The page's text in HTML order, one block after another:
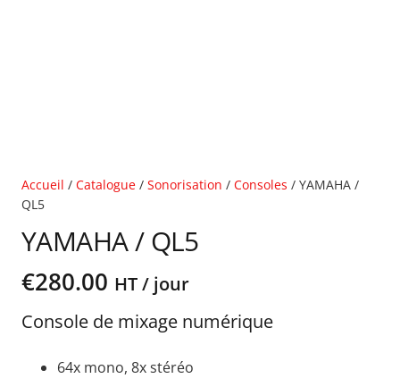
Accueil / Catalogue / Sonorisation / Consoles / YAMAHA /
QL5
YAMAHA / QL5
€280.00 HT / jour
Console de mixage numérique
64x mono, 8x stéréo